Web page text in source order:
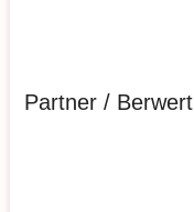
Partner /